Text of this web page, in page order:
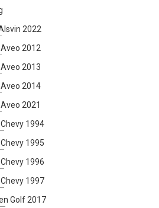
2022
2012
2013
2014
2021
1994
1995
1996
1997
Golf 2017